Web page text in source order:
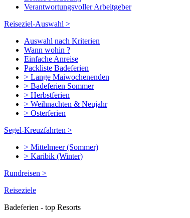
Verantwortungsvoller Arbeitgeber
Reiseziel-Auswahl >
Auswahl nach Kriterien
Wann wohin ?
Einfache Anreise
Packliste Badeferien
> Lange Maiwochenenden
> Badeferien Sommer
> Herbstferien
> Weihnachten & Neujahr
> Osterferien
Segel-Kreuzfahrten >
> Mittelmeer (Sommer)
> Karibik (Winter)
Rundreisen >
Reiseziele
Badeferien - top Resorts